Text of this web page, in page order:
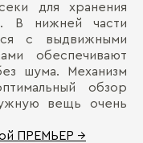
для хранения
В нижней части
с выдвижными
обеспечивают
шума. Механизм
обзор
вещь очень
ПРЕМЬЕР →